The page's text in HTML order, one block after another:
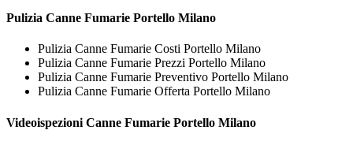
Pulizia Canne Fumarie Portello Milano
Pulizia Canne Fumarie Costi Portello Milano
Pulizia Canne Fumarie Prezzi Portello Milano
Pulizia Canne Fumarie Preventivo Portello Milano
Pulizia Canne Fumarie Offerta Portello Milano
Videoispezioni Canne Fumarie Portello Milano